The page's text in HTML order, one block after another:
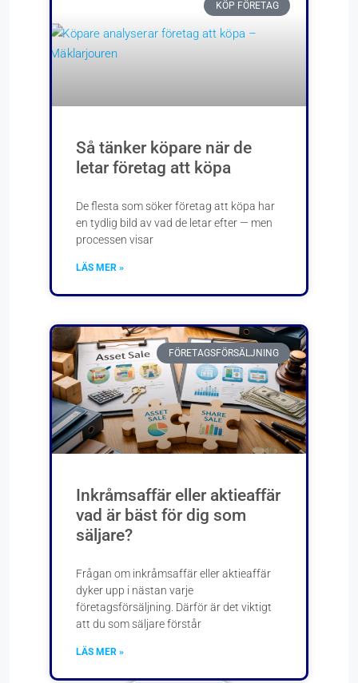
KÖP FÖRETAG
Så tänker köpare när de
letar företag att köpa
De flesta som söker företag att köpa har
en tydlig bild av vad de letar efter — men
processen visar
LÄS MER »
FÖRETAGSFÖRSÄLJNING
Inkråmsaffär eller aktieaffär
vad är bäst för dig som
säljare?
Frågan om inkråmsaffär eller aktieaffär
dyker upp i nästan varje
företagsförsäljning. Därför är det viktigt
att du som säljare förstår
LÄS MER »